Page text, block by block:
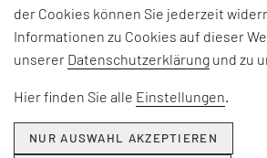
der Kontakt mit mehreren
die Stippvisite zuweilen recht
Risiko liegt allerdings nicht nur
Punkt der Energieversorgung kann
Stromausfällen oder
kostspielige Folgen haben. Unsere
der Cookies können Sie jederzeit
Informationen zu Cookies auf dieser
unserer Datenschutzerklärung und zu
Hier finden Sie alle Einstellungen.
NUR AUSWAHL AKZEPTIEREN